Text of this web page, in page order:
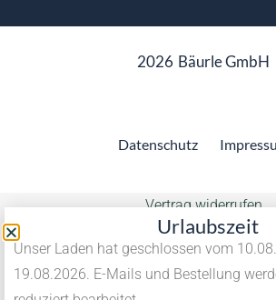
2026 Bäurle GmbH
Datenschutz
Vertrag widerrufen
Urlaubszeit
Unser Laden hat geschlossen vom
19.08.2026. E-Mails und Bestellung